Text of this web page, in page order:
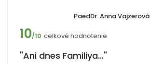
PaedDr. Anna Vajzerová
10/10 celkové hodnotenie
"Ani dnes Familiya..."